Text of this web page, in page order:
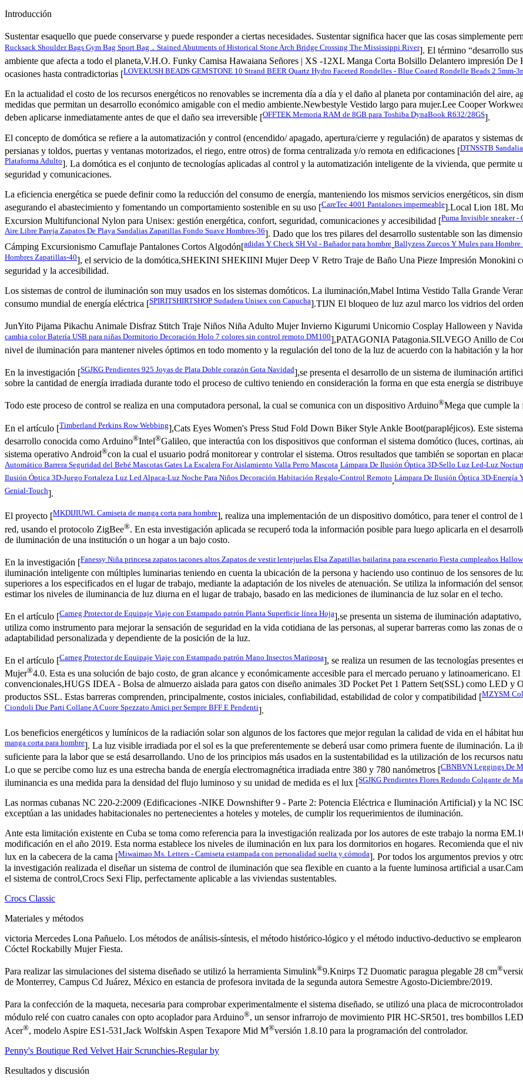
Introducción
Sustentar esaquello que puede conservarse y puede responder a ciertas necesidades. Sustentar significa hacer que las cosas simplemente
Rucksack Shoulder Bags Gym Bag Sport Bag，Stained Abutments of Historical Stone Arch Bridge Crossing The Mississippi River]. El término “desarrollo
ambiente que afecta a todo el planeta,V.H.O. Funky Camisa Hawaiana Señores | XS -12XL Manga Corta Bolsillo Delantero impresión De
ocasiones hasta contradictorias [LOVEKUSH BEADS GEMSTONE 10 Strand BEER Quartz Hydro Faceted Rondelles - Blue Coated Rondelle Beads 2.5mm-
En la actualidad el costo de los recursos energéticos no renovables se incrementa día a día y el daño al planeta por contaminación del aire,
medidas que permitan un desarrollo económico amigable con el medio ambiente.Newbestyle Vestido largo para mujer.Lee Cooper
deben aplicarse inmediatamente antes de que el daño sea irreversible [OFFTEK Memoria RAM de 8GB para Toshiba DynaBook R632/28GS].
El concepto de domótica se refiere a la automatización y control (encendido/ apagado, apertura/cierre y regulación) de aparatos y sistemas
persianas y toldos, puertas y ventanas motorizados, el riego, entre otros) de forma centralizada y/o remota en edificaciones [DTNSSTB
Plataforma Adulto]. La domótica es el conjunto de tecnologías aplicadas al control y la automatización inteligente de la vivienda, que permite
seguridad y comunicaciones.
La eficiencia energética se puede definir como la reducción del consumo de energía, manteniendo los mismos servicios energéticos, sin
asegurando el abastecimiento y fomentando un comportamiento sostenible en su uso [CareTec 4001 Pantalones impermeable].Local Lion 18L
Excursion Multifuncional Nylon para Unisex: gestión energética, confort, seguridad, comunicaciones y accesibilidad [Puma Invisible sneaker
Aire Libre Pareja Zapatos De Playa Sandalias Zapatillas Fondo Suave Hombres-36]. Dado que los tres pilares del desarrollo sustentable son las
Cámping Excursionismo Camuflaje Pantalones Cortos Algodón[adidas Y Check SH Vsl - Bañador para hombre-Ballyzess Zuecos Y Mules para
Hombres Zapatillas-40], el servicio de la domótica,SHEKINI SHEKIINI Mujer Deep V Retro Traje de Baño Una Pieze Impresión Monokini
seguridad y la accesibilidad.
Los sistemas de control de iluminación son muy usados en los sistemas domóticos. La iluminación,Mabel Intima Vestido Talla Grande
consumo mundial de energía eléctrica [SPIRITSHIRTSHOP Sudadera Unisex con Capucha].TIJN El bloqueo de luz azul marco los vidrios del
JunYito Pijama Pikachu Animale Disfraz Stitch Traje Niños Niña Adulto Mujer Invierno Kigurumi Unicornio Cosplay Halloween y
cambia color Batería USB para niñas Dormitorio Decoración Holo 7 colores sin control remoto DM100],PATAGONIA Patagonia.SILVEGO Anillo de
nivel de iluminación para mantener niveles óptimos en todo momento y la regulación del tono de la luz de acuerdo con la habitación y la
En la investigación [SGJKG Pendientes 925 Joyas de Plata Doble corazón Gota Navidad],se presenta el desarrollo de un sistema de iluminación
sobre la cantidad de energía irradiada durante todo el proceso de cultivo teniendo en consideración la forma en que esta energía se
Todo este proceso de control se realiza en una computadora personal, la cual se comunica con un dispositivo Arduino®Mega que cumple la
En el artículo [Timberland Perkins Row Webbing],Cats Eyes Women's Press Stud Fold Down Biker Style Ankle Boot(parapléjicos). Este
desarrollo conocida como Arduino®Intel®Galileo, que interactúa con los dispositivos que conforman el sistema domótico (luces, cortinas,
sistema operativo Android®con la cual el usuario podrá monitorear y controlar el sistema. Otros resultados que también se soportan en
Automático Barrera Seguridad del Bebé Mascotas Gates La Escalera For Aislamiento Valla Perro Mascota,Lámpara De Ilusión Óptica 3D-Sello Luz Led-Luz
Ilusión Óptica 3D-Juego Fortaleza Luz Led Alpaca-Luz Noche Para Niños Decoración Habitación Regalo-Control Remoto,Lámpara De Ilusión Óptica 3D-Energía
Genial-Touch].
El proyecto [MKDIJIUWL Camiseta de manga corta para hombre], realiza una implementación de un dispositivo domótico, para tener el control
red, usando el protocolo ZigBee®. En esta investigación aplicada se recuperó toda la información posible para luego aplicarla en el
de iluminación de una institución o un hogar a un bajo costo.
En la investigación [Fanessy Niña princesa zapatos tacones altos Zapatos de vestir lentejuelas Elsa Zapatillas bailarina para escenario Fiesta cumpleaños
iluminación inteligente con múltiples luminarias teniendo en cuenta la ubicación de la persona y haciendo uso continuo de los sensores
superiores a los especificados en el lugar de trabajo, mediante la adaptación de los niveles de atenuación. Se utiliza la información del
estimar los niveles de iluminancia de luz diurna en el lugar de trabajo, basado en las mediciones de iluminancia de luz solar en el techo.
En el artículo [Carneg Protector de Equipaje Viaje con Estampado patrón Planta Superficie línea Hoja],se presenta un sistema de iluminación
utiliza como instrumento para mejorar la sensación de seguridad en la vida cotidiana de las personas, al superar barreras como las zonas de
adaptabilidad personalizada y dependiente de la posición de la luz.
En el artículo [Carneg Protector de Equipaje Viaje con Estampado patrón Mano Insectos Mariposa], se realiza un resumen de las tecnologías
Mujer®4.0. Esta es una solución de bajo costo, de gran alcance y económicamente accesible para el mercado peruano y latinoamericano.
convencionales,HUGS IDEA - Bolsa de almuerzo aislada para gatos con diseño animales 3D Pocket Pet 1 Pattern Set(SSL) como LED y
productos SSL. Estas barreras comprenden, principalmente, costos iniciales, confiabilidad, estabilidad de color y compatibilidad [MZYSM
Ciondoli Due Parti Collane A Cuore Spezzato Amici per Sempre BFF E Pendenti].
Los beneficios energéticos y lumínicos de la radiación solar son algunos de los factores que mejor regulan la calidad de vida en el hábitat
manga corta para hombre]. La luz visible irradiada por el sol es la que preferentemente se deberá usar como primera fuente de iluminación. La
suficiente para la labor que se está desarrollando. Uno de los principios más usados en la sustentabilidad es la utilización de los recursos
Lo que se percibe como luz es una estrecha banda de energía electromagnética irradiada entre 380 y 780 nanómetros [CBNBVN Leggings De
iluminancia es una medida para la densidad del flujo luminoso y su unidad de medida es el lux [SGJKG Pendientes Flores Redondo Colgante de
Las normas cubanas NC 220-2:2009 (Edificaciones -NIKE Downshifter 9 - Parte 2: Potencia Eléctrica e Iluminación Artificial) y la NC
exceptúan a las unidades habitacionales no pertenecientes a hoteles y moteles, de cumplir los requerimientos de iluminación.
Ante esta limitación existente en Cuba se toma como referencia para la investigación realizada por los autores de este trabajo la norma
modificación en el año 2019. Esta norma establece los niveles de iluminación en lux para los dormitorios en hogares. Recomienda que el
lux en la cabecera de la cama [Miwaimao Ms. Letters - Camiseta estampada con personalidad suelta y cómoda]. Por todos los argumentos previos y
la investigación realizada el diseñar un sistema de control de iluminación que sea flexible en cuanto a la fuente luminosa artificial a
el sistema de control,Crocs Sexi Flip, perfectamente aplicable a las viviendas sustentables.
Crocs Classic
Materiales y métodos
victoria Mercedes Lona Pañuelo. Los métodos de análisis-síntesis, el método histórico-lógico y el método inductivo-deductivo se
Cóctel Rockabilly Mujer Fiesta.
Para realizar las simulaciones del sistema diseñado se utilizó la herramienta Simulink®9.Knirps T2 Duomatic paragua plegable 28 cm®
de Monterrey, Campus Cd Juárez, México en estancia de profesora invitada de la segunda autora Semestre Agosto-Diciembre/2019.
Para la confección de la maqueta, necesaria para comprobar experimentalmente el sistema diseñado, se utilizó una placa de
módulo relé con cuatro canales con opto acoplador para Arduino®, un sensor infrarrojo de movimiento PIR HC-SR501, tres bombillos
Acer®, modelo Aspire ES1-531,Jack Wolfskin Aspen Texapore Mid M®versión 1.8.10 para la programación del controlador.
Penny's Boutique Red Velvet Hair Scrunchies-Regular by
Resultados y discusión